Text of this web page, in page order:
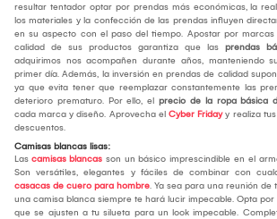
resultar tentador optar por prendas más económicas, la
los materiales y la confección de las prendas influyen
en su aspecto con el paso del tiempo. Apostar por
calidad de sus productos garantiza que las prendas
adquirimos nos acompañen durante años, manteniendo
primer día. Además, la inversión en prendas de calidad
ya que evita tener que reemplazar constantemente las
deterioro prematuro. Por ello, el precio de la ropa básica
cada marca y diseño. Aprovecha el Cyber Fridayy realiza
descuentos.
Camisas blancas lisas:
Las camisas blancas son un básico imprescindible en el
Son versátiles, elegantes y fáciles de combinar con
casacas de cuero para hombre. Ya sea para una reunión de
una camisa blanca siempre te hará lucir impecable. Opta
que se ajusten a tu silueta para un look impecable.